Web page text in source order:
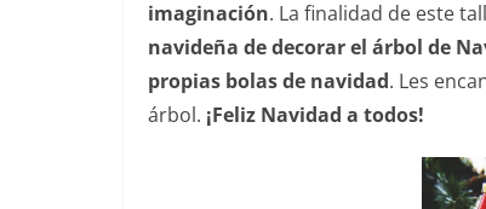
imaginación. La finalidad de este
navideña de decorar el árbol de
propias bolas de navidad. Les
árbol. ¡Feliz Navidad a todos!